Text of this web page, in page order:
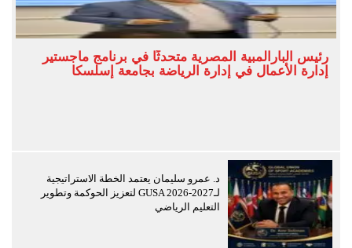
رئيس البارالمبية المصرية متحدثًا في برنامج ماجستير
إدارة الأعمال في إدارة الرياضة بجامعة إسلسكا
د. عمرو سليمان يعتمد الخطة الاستراتيجية
لـGUSA 2026-2027 لتعزيز الحوكمة وتطوير
التعليم الرياضي